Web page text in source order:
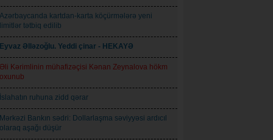
Azərbaycanda kartdan-karta köçürmələrə yeni
limitlər tətbiq edilib
Eyvaz Əlləzoğlu. Yeddi çinar - HEKAYƏ
Əli Kərimlinin mühafizəçisi Kənan Zeynalova hökm
oxunub
İslahatın ruhuna zidd qərar
Mərkəzi Bankın sədri: Dollarlaşma səviyyəsi ardıcıl
olaraq aşağı düşür